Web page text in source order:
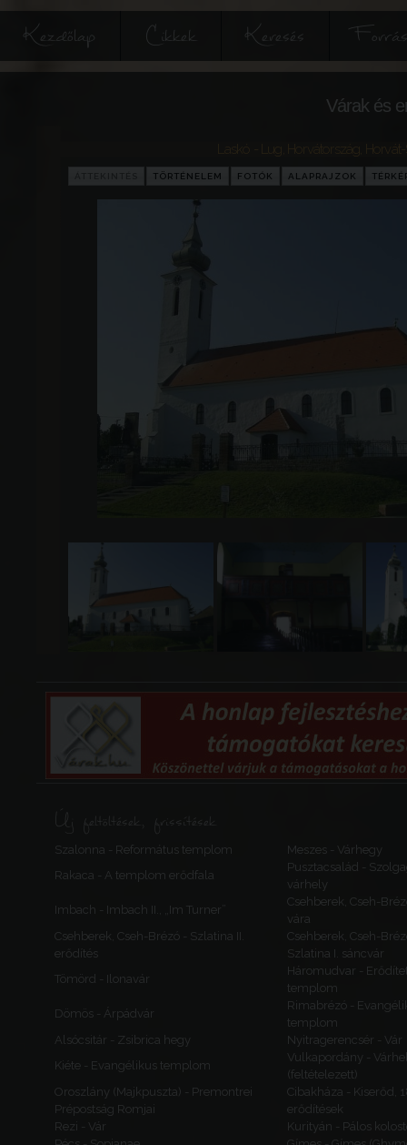
Kezdőlap Cikkek Keresés
Várak és
Horvátország
TÖRTÉNELEM FOTÓK ALAPRAJZOK
Új feltöltések, frissítések
Szalonna - Református templom
Meszes - Várhegy
Rakaca - A templom erődfala
Pusztacsalád -
várhely
Imbach - Imbach II., „Im Turner”
Csehberek, Cseh-
vára
Csehberek, Cseh-Brézó - Szlatina II.
erődítés
Csehberek, Cseh-
Szlatina I. sáncvár
Tömörd - Ilonavár
Háromudvar -
templom
Dömös - Árpádvár
Rimabrézó -
templom
Alsócsitár - Zsibrica hegy
Nyitragerencsér - Vár
Kiéte - Evangélikus templom
Vulkapordány -
(feltételezett)
Oroszlány (Majkpuszta) - Premontrei
Prépostság Romjai
Cibakháza - Kiserőd,
erődítések
Rezi - Vár
Kurityán - Pálos